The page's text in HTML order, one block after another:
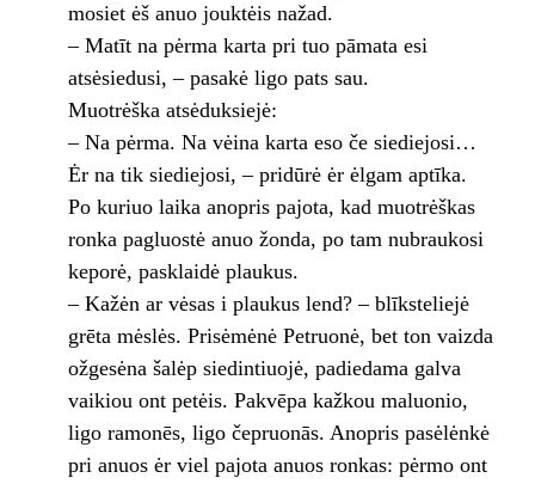
mosiet ėš anuo jouktėis nažad.
– Matīt na pėrma karta pri tuo pāmata esi
atsėsiedusi, – pasakė ligo pats sau.
Muotrėška atsėduksiejė:
– Na pėrma. Na vėina karta eso če siediejosi…
Ėr na tik siediejosi, – pridūrė ėr ėlgam aptīka.
Po kuriuo laika anopris pajota, kad muotrėškas
ronka pagluostė anuo žonda, po tam nubraukosi
keporė, pasklaidė plaukus.
– Kažėn ar vėsas i plaukus lend? – blīksteliejė
grēta mėslės. Prisėmėnė Petruonė, bet ton vaizda
ožgesėna šalėp siedintiuojė, padiedama galva
vaikiou ont petėis. Pakvēpa kažkou maluonio,
ligo ramonēs, ligo čepruonās. Anopris pasėlėnkė
pri anuos ėr viel pajota anuos ronkas: pėrmo ont